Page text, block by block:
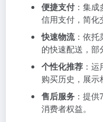
便捷支付 ：集
信用支付，简化
快速物流：依托
的快速配送，部
个性化推荐 ：
购买历史，展示
售后服务 ：提
消费者权益。